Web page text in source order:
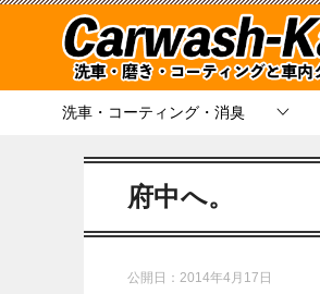
洗車・コーティング・消臭
府中へ。
公開日： 2014年4月17日